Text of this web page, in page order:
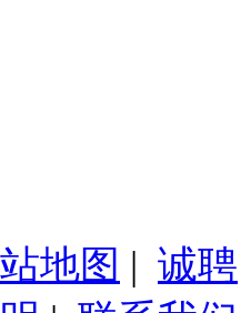
地图 | 诚聘